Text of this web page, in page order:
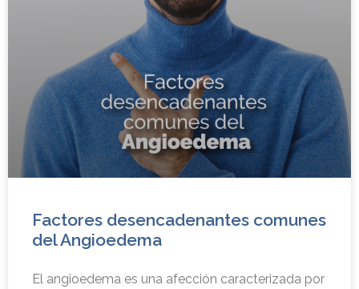
Factores desencadenantes comunes
del Angioedema
El angioedema es una afección caracterizada por